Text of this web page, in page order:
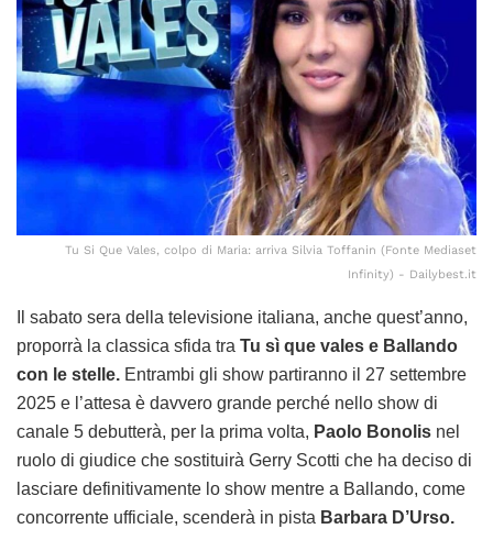
Tu Si Que Vales, colpo di Maria: arriva Silvia Toffanin (Fonte Mediaset
Infinity) - Dailybest.it
Il sabato sera della televisione italiana, anche quest’anno,
proporrà la classica sfida tra Tu sì que vales e Ballando
con le stelle. Entrambi gli show partiranno il 27 settembre
2025 e l’attesa è davvero grande perché nello show di
canale 5 debutterà, per la prima volta, Paolo Bonolis nel
ruolo di giudice che sostituirà Gerry Scotti che ha deciso di
lasciare definitivamente lo show mentre a Ballando, come
concorrente ufficiale, scenderà in pista Barbara D’Urso.